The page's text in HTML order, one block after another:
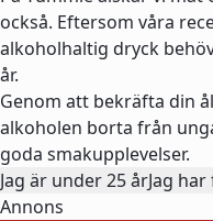
också. Eftersom våra
alkoholhaltig dryck
år.
Genom att bekräfta din
alkoholen borta från
goda smakupplevelser.
Jag är under 25 årJag
Annons